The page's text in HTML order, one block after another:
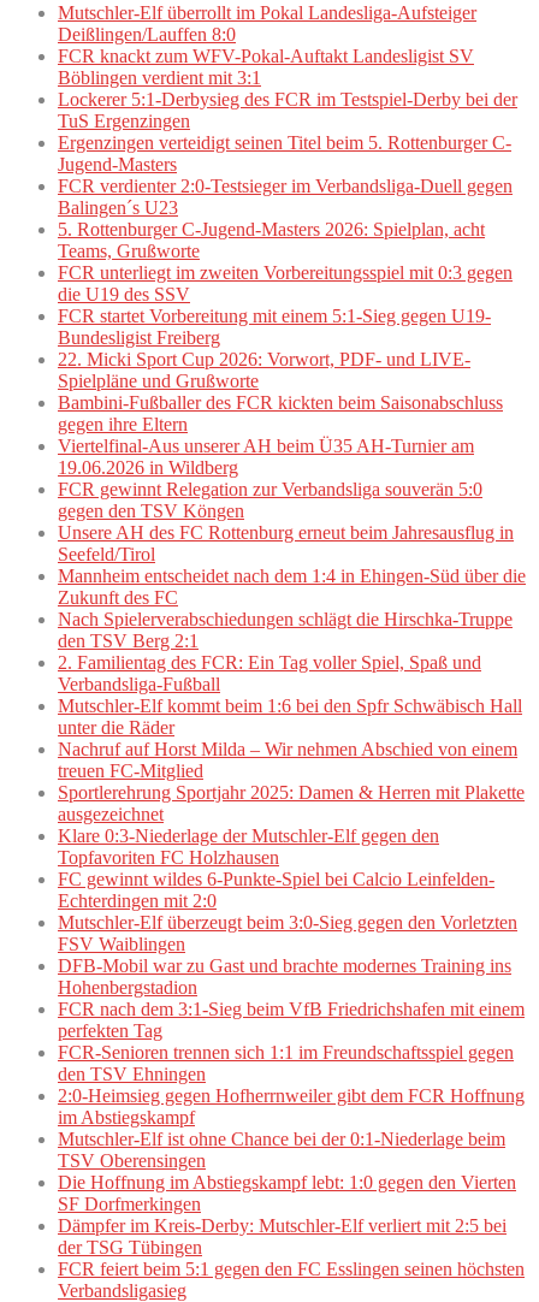
Mutschler-Elf überrollt im Pokal Landesliga-Aufsteiger
Deißlingen/Lauffen 8:0
FCR knackt zum WFV-Pokal-Auftakt Landesligist SV
Böblingen verdient mit 3:1
Lockerer 5:1-Derbysieg des FCR im Testspiel-Derby bei der
TuS Ergenzingen
Ergenzingen verteidigt seinen Titel beim 5. Rottenburger C-
Jugend-Masters
FCR verdienter 2:0-Testsieger im Verbandsliga-Duell gegen
Balingen´s U23
5. Rottenburger C-Jugend-Masters 2026: Spielplan, acht
Teams, Grußworte
FCR unterliegt im zweiten Vorbereitungsspiel mit 0:3 gegen
die U19 des SSV
FCR startet Vorbereitung mit einem 5:1-Sieg gegen U19-
Bundesligist Freiberg
22. Micki Sport Cup 2026: Vorwort, PDF- und LIVE-
Spielpläne und Grußworte
Bambini-Fußballer des FCR kickten beim Saisonabschluss
gegen ihre Eltern
Viertelfinal-Aus unserer AH beim Ü35 AH-Turnier am
19.06.2026 in Wildberg
FCR gewinnt Relegation zur Verbandsliga souverän 5:0
gegen den TSV Köngen
Unsere AH des FC Rottenburg erneut beim Jahresausflug in
Seefeld/Tirol
Mannheim entscheidet nach dem 1:4 in Ehingen-Süd über die
Zukunft des FC
Nach Spielerverabschiedungen schlägt die Hirschka-Truppe
den TSV Berg 2:1
2. Familientag des FCR: Ein Tag voller Spiel, Spaß und
Verbandsliga-Fußball
Mutschler-Elf kommt beim 1:6 bei den Spfr Schwäbisch Hall
unter die Räder
Nachruf auf Horst Milda – Wir nehmen Abschied von einem
treuen FC-Mitglied
Sportlerehrung Sportjahr 2025: Damen & Herren mit Plakette
ausgezeichnet
Klare 0:3-Niederlage der Mutschler-Elf gegen den
Topfavoriten FC Holzhausen
FC gewinnt wildes 6-Punkte-Spiel bei Calcio Leinfelden-
Echterdingen mit 2:0
Mutschler-Elf überzeugt beim 3:0-Sieg gegen den Vorletzten
FSV Waiblingen
DFB-Mobil war zu Gast und brachte modernes Training ins
Hohenbergstadion
FCR nach dem 3:1-Sieg beim VfB Friedrichshafen mit einem
perfekten Tag
FCR-Senioren trennen sich 1:1 im Freundschaftsspiel gegen
den TSV Ehningen
2:0-Heimsieg gegen Hofherrnweiler gibt dem FCR Hoffnung
im Abstiegskampf
Mutschler-Elf ist ohne Chance bei der 0:1-Niederlage beim
TSV Oberensingen
Die Hoffnung im Abstiegskampf lebt: 1:0 gegen den Vierten
SF Dorfmerkingen
Dämpfer im Kreis-Derby: Mutschler-Elf verliert mit 2:5 bei
der TSG Tübingen
FCR feiert beim 5:1 gegen den FC Esslingen seinen höchsten
Verbandsligasieg